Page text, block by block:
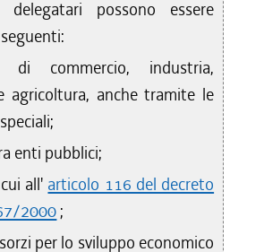
possono essere
di commercio, industria,
agricoltura, anche tramite le
enti pubblici;
all' articolo 116 del decreto
2000;
per lo sviluppo economico